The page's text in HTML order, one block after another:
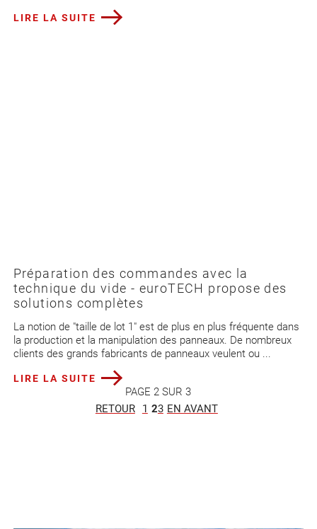
LIRE LA SUITE
Préparation des commandes avec la
technique du vide - euroTECH propose des
solutions complètes
La notion de "taille de lot 1" est de plus en plus fréquente dans
la production et la manipulation des panneaux. De nombreux
clients des grands fabricants de panneaux veulent ou ...
LIRE LA SUITE
PAGE 2 SUR 3
RETOUR
1 23 EN AVANT